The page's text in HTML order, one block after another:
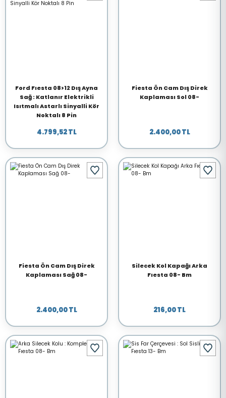
Ford Fıesta 08>12 Dış Ayna
Sağ : Katlanır Elektrikli
Isıtmalı Astarlı Sinyalli Kör
Noktalı 8 Pin
4.799,52 TL
Fiesta Ön Cam Dış Direk
Kaplaması Sol 08-
2.400,00 TL
Fiesta Ön Cam Dış Direk
Kaplaması Sağ 08-
2.400,00 TL
Silecek Kol Kapağı Arka
Fıesta 08- Bm
216,00 TL